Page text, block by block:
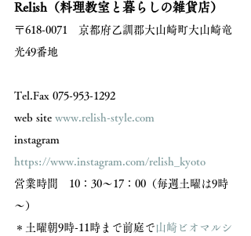
Relish（料理教室と暮らしの雑貨店）
〒618-0071　京都府乙訓郡大山崎町大山崎竜
光49番地
Tel.Fax 075-953-1292
web site www.relish-style.com
instagram
https://www.instagram.com/relish_kyoto
営業時間　10：30～17：00（毎週土曜は9時
～）
＊土曜朝9時-11時まで前庭で 山崎ビオマルシ